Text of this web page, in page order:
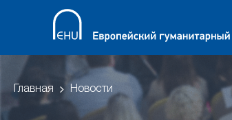
Главная Новости